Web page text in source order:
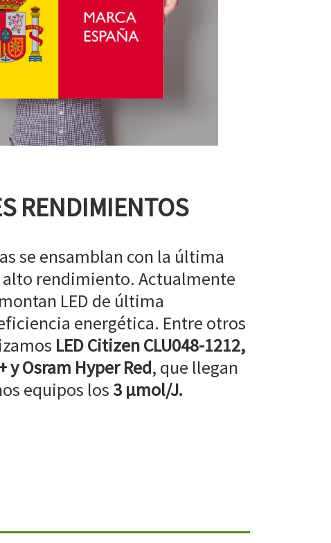
RENDIMIENTOS
se ensamblan con la última
alto rendimiento. Actualmente
LED de última
energética. Entre otros
LED Citizen CLU048-1212,
y Osram Hyper Red, que llegan
equipos los 3 µmol/J.